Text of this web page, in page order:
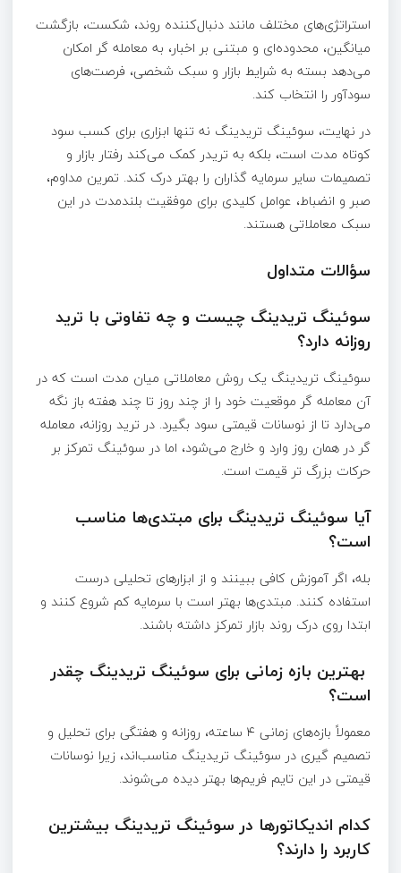
استراتژی‌های مختلف مانند دنبال‌کننده روند، شکست، بازگشت
میانگین، محدوده‌ای و مبتنی بر اخبار، به معامله‌ گر امکان
می‌دهد بسته به شرایط بازار و سبک شخصی، فرصت‌های
سودآور را انتخاب کند.
در نهایت، سوئینگ تریدینگ نه تنها ابزاری برای کسب سود
کوتاه‌ مدت است، بلکه به تریدر کمک می‌کند رفتار بازار و
تصمیمات سایر سرمایه‌ گذاران را بهتر درک کند. تمرین مداوم،
صبر و انضباط، عوامل کلیدی برای موفقیت بلندمدت در این
سبک معاملاتی هستند.
سؤالات متداول
سوئینگ تریدینگ چیست و چه تفاوتی با ترید
روزانه دارد؟
سوئینگ تریدینگ یک روش معاملاتی میان‌ مدت است که در
آن معامله‌ گر موقعیت خود را از چند روز تا چند هفته باز نگه
می‌دارد تا از نوسانات قیمتی سود بگیرد. در ترید روزانه، معامله‌
گر در همان روز وارد و خارج می‌شود، اما در سوئینگ تمرکز بر
حرکات بزرگ‌ تر قیمت است.
آیا سوئینگ تریدینگ برای مبتدی‌ها مناسب
است؟
بله، اگر آموزش کافی ببینند و از ابزارهای تحلیلی درست
استفاده کنند. مبتدی‌ها بهتر است با سرمایه کم شروع کنند و
ابتدا روی درک روند بازار تمرکز داشته باشند.
بهترین بازه زمانی برای سوئینگ تریدینگ چقدر
است؟
معمولاً بازه‌های زمانی ۴ ساعته، روزانه و هفتگی برای تحلیل و
تصمیم‌ گیری در سوئینگ تریدینگ مناسب‌اند، زیرا نوسانات
قیمتی در این تایم‌ فریم‌ها بهتر دیده می‌شوند.
کدام اندیکاتورها در سوئینگ تریدینگ بیشترین
کاربرد را دارند؟